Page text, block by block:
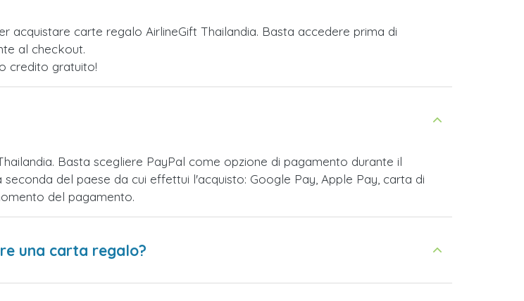
acquistare carte regalo AirlineGift Thailandia. Basta accedere prima di
al checkout.
credito gratuito!
Basta scegliere PayPal come opzione di pagamento durante il
del paese da cui effettui l'acquisto: Google Pay, Apple Pay, carta di
del pagamento.
una carta regalo?